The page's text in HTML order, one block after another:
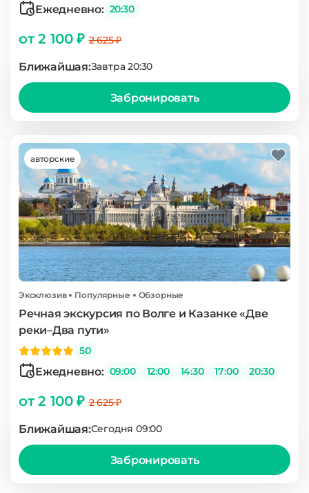
Ежедневно: 20:30
от 2 100 ₽2 625 ₽
Ближайшая:Завтра 20:30
Забронировать
авторские
Эксклюзив Популярные Обзорные
Речная экскурсия по Волге и Казанке «Две
реки–Два пути»
50
Ежедневно: 09:00 12:00 14:30 17:00 20:30
от 2 100 ₽2 625 ₽
Ближайшая:Сегодня 09:00
Забронировать